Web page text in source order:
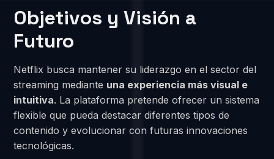
Objetivos y Visión a
Futuro
Netflix busca mantener su liderazgo en el sector del
streaming mediante una experiencia más visual e
intuitiva. La plataforma pretende ofrecer un sistema
flexible que pueda destacar diferentes tipos de
contenido y evolucionar con futuras innovaciones
tecnológicas.